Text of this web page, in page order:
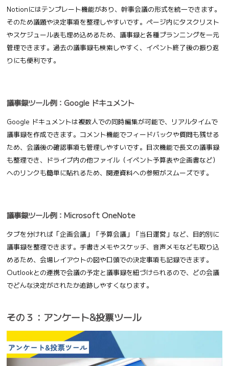
Notionにはテンプレート機能があり、幹事会議の形式を統一できます。
そのため議題や決定事項を整理しやすいです。ページ内にタスクリスト
やスケジュール表も埋め込めるため、議事録と各種プランニングを一元
管理できます。過去の議事録も検索しやすく、イベント終了後の振り返
りにも便利です。
議事録ツール例：Google ドキュメント
Google ドキュメントは複数人での同時編集が可能で、リアルタイムで
議事録を作成できます。コメント機能でフィードバックや質問も残せる
ため、会議後の確認事項も管理しやすいです。目次機能で長文の議事録
も整理でき、ドライブ内の他ファイル（イベント予算表や企画書など）
へのリンクも簡単に貼れるため、関連資料への参照がスムーズです。
議事録ツール例：Microsoft OneNote
タブを分ければ「企画会議」「予算会議」「当日運営」など、目的別に
議事録を整理できます。手書きメモやスケッチ、音声メモなども取り込
めるため、会場レイアウトの図や口頭での決定事項も記録できます。
Outlookとの連携で会議の予定と議事録を紐づけられるので、どの会議
でどんな決定がされたか追跡しやすくなります。
その３：アンケート&投票ツール